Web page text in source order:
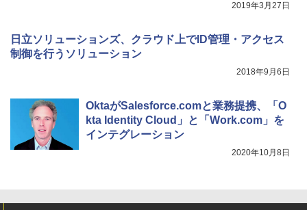
2019年3月27日
日立ソリューションズ、クラウド上でID管理・アクセス
制御を行うソリューション
2018年9月6日
OktaがSalesforce.comと業務提携、「O
kta Identity Cloud」と「Work.com」を
インテグレーション
2020年10月8日